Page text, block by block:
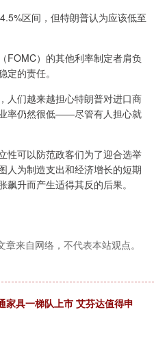
区间，但特朗普认为应该低至
）的其他利率制定者肩负
的责任。
们越来越担心特朗普对进口商
率仍然很低——尽管有人担心就
可以防范政客们为了迎合选举
人为制造支出和经济增长的短期
升而产生适得其反的后果。
章来自网络，不代表本站观点。
家具一梯队上市 艾芬达值得申